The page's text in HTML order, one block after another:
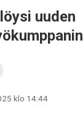
uuden
klo 14:44